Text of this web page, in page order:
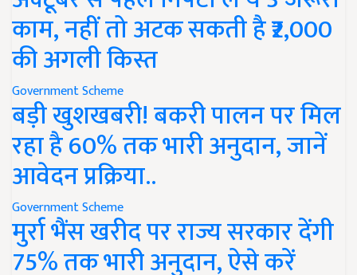
काम, नहीं तो अटक सकती है ₹2,000
की अगली किस्त
Government Scheme
बड़ी खुशखबरी! बकरी पालन पर मिल
रहा है 60% तक भारी अनुदान, जानें
आवेदन प्रक्रिया..
Government Scheme
मुर्रा भैंस खरीद पर राज्य सरकार देंगी
75% तक भारी अनुदान, ऐसे करें